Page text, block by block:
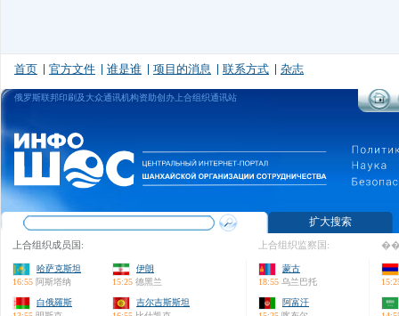
首页 官方文件 谁是谁 项目的消息 联系方式 杂志
俄罗斯联邦印刷及大众通讯机构资助创办上合组织通讯站
扩大搜索
上合组织成员国:
哈萨克斯坦
16:55 阿斯塔纳
伊朗
15:25 德黑兰
白俄羅斯
吉尔吉斯斯坦
上合组织监察国:
蒙古
18:55 乌兰巴托
阿富汗